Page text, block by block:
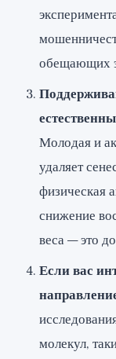
обещающих
Молодая и
удаляет
физическая
снижение
веса — это
Если вас
молекул,